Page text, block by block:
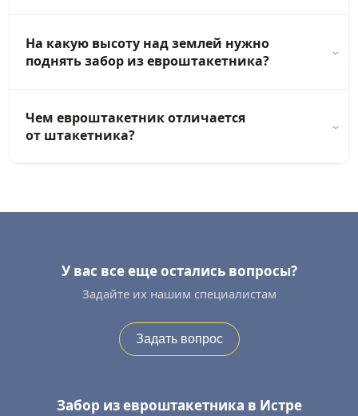
На какую высоту над землей нужно
поднять забор из евроштакетника?
Чем евроштакетник отличается
от штакетника?
У вас все еще остались вопросы?
Задайте их нашим специалистам
Задать вопрос
Забор из евроштакетника в Истре